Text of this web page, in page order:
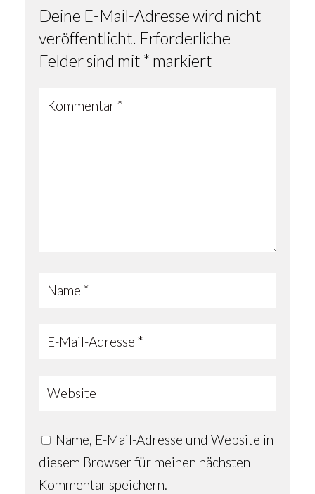
Deine E-Mail-Adresse wird nicht
veröffentlicht. Erforderliche
Felder sind mit * markiert
Name, E-Mail-Adresse und Website in
diesem Browser für meinen nächsten
Kommentar speichern.